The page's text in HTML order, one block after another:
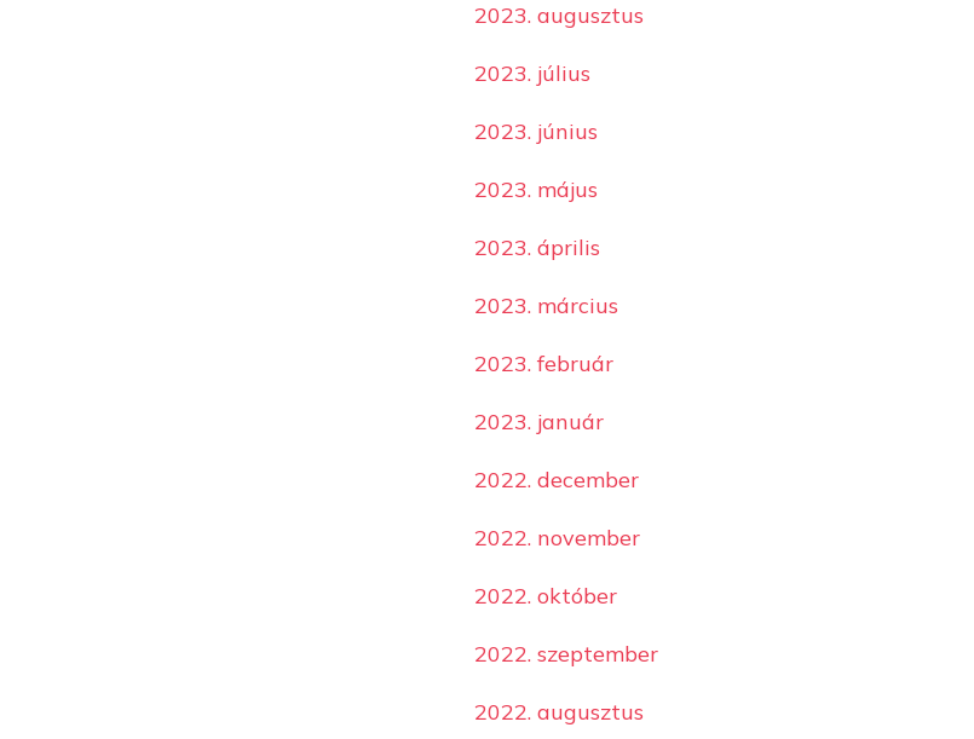
2023. augusztus
2023. július
2023. június
2023. május
2023. április
2023. március
2023. február
2023. január
2022. december
2022. november
2022. október
2022. szeptember
2022. augusztus